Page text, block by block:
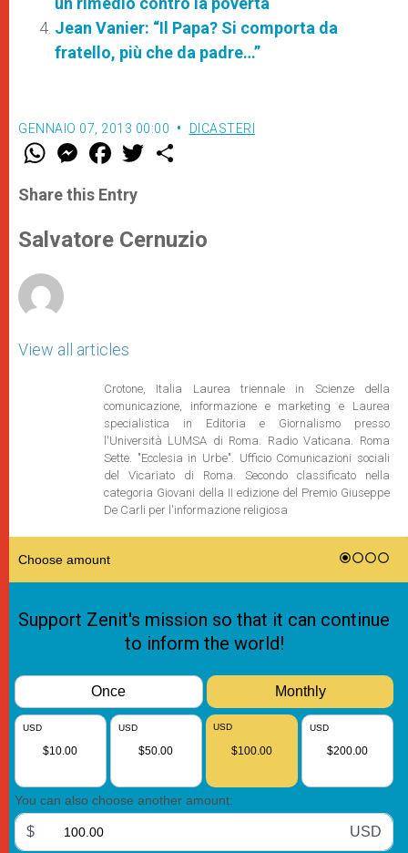
Jean Vanier: “Il Papa? Si comporta da
fratello, più che da padre…”
GENNAIO 07, 2013 00:00 DICASTERI
W
t
s
p
p
M
e
s
e
g
e
F
a
e
b
o
k
w
r
Share this Entry
Salvatore Cernuzio
View all articles
Crotone, Italia Laurea triennale in Scienze della
comunicazione, informazione e marketing e Laurea
specialistica in Editoria e Giornalismo presso
l'Università LUMSA di Roma. Radio Vaticana. Roma
Sette. "Ecclesia in Urbe". Ufficio Comunicazioni sociali
del Vicariato di Roma. Secondo classificato nella
categoria Giovani della II edizione del Premio Giuseppe
De Carli per l'informazione religiosa